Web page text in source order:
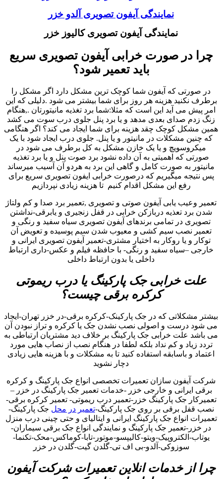
نمایندگی آیفون تصویری آلدو خزر
نمایندگی آیفون تصویری کالیوز خزر
چرا در صورت خرابی آیفون تصویری سریع
باید تعمیر شود؟
در صورتی که آیفون شما کوچک ترین مشکل دارد اگر مشکل را
برطرف نکنید هزینه هر روز برای شما بیشتر می شود .دلیلی که این
امر پیش می آید این است که مثلا:شما برد تغذیه مانیتورتان .,هنگام
زنگ زدم صدای بعدی مدهد و یا برد پنل جلوی درب سوت می کشد
همین مشکل کوچک چقد هزینه برای شما ایجاد می کند؟ اگر هنگامی
که چنین مشکلات در مانیتور و یا پنل. جلوی درب ایجاد شود با یک
میکروسویچ و یا یک خازن مشکل به کل برطرف می شود در
صورتی که اهمیتی به آن داده نشود برد صوت پنل و یا برد تغذیه
مانیتور به صورت کامل و گاهی این برد به هردو آن آسیب میرساند
پس نتیجه میگیریم که درصورت خرابی ایفون تصویری سریع برای
رفع این مشکل اقدام کنیم تا هزینه زیادی نپردازیم
تعمیر وعیب یابی آیفون صوتی و تصویری ,تعمیر برد صدا و کم ولتاژ
شدن برد تعذیه دربازکن خرابی در قفل زنجیری و یابرقی-نداشتن
تصویری در تمامی برندهای آیفون تصویری سیاه سفید و رنگی و
تعمیر نصب سیم کشی و معیوب شدن سیم پوسیده و تعویض آن
توکار و یا روکار به اختیار مشتری-تعمیر آیفون تصویری ایرانی و
خارجی –سیاه سفید و رنگی- با حافظه فیلم و عکس-داری ارتباط
داخلی یا بدون ارتباط داخلی
علت خرابی جک پارکینگ یا درب ریموتی
کرکره برقی چیست؟
بیشتر مشکلاتی که در جک پارکینک-کرکره برقی-در خزر تهران-ایجاد
می شود درست و اصولی نصب نشدن جک یا کرکره و تراز نبودن آن
می باشد علت خرابی جک پارکینگ بر خلاف دید مشتریان ارتباطی به
تردد زیاد و کم نداد بلکه لطفا در هنگام نصب از نصاب هایی مورد
اعتماد و باسابقه استفاده کنید تا به مشکلات و با هزینه هایی زیادی
دچار نشوید
شرکت آیفون سازان تعمیرات تخصصی انواع جک پارکینگ و کرکره
برقی ایرانی و خارجی خزر -خدمات تعمیر جک پارکینگ در خزر –
تعمیرکار جک پارکینگ خزر-تعمیر درب ریموتی- تعمیر کرکره برقی-
نصب قفل برقی بر روی جک پارکینگ-تعمیر در محل جک پارکینگ-
تعمیرات انواع جک پارکینگ ایرانی و ایتالیای و حتی چینی درب منزل
در خزر-تعمیر جک پارکینگ و نمایندگی انواع جک برقی سیماران-
یوتاب-الکتروپیک-ویتو-کالیپسو-موتور-تابا-کوماکس-محک-تکنما-
سوزوکی-آلدو-بی اف تی-گلدن گیت-گلدن در خزر
چرا از خدمات انلاین تعمیرات شرکت آیفون